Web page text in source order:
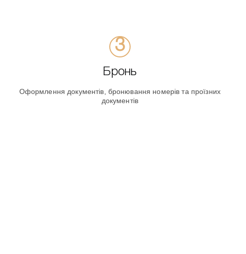
Бронь
Оформлення документів, бронювання номерів та проїзних
документів